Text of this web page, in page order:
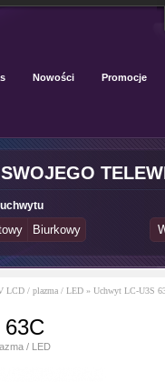
Nowości Promocje
LCD / plazma / LED » Uchwyt LC-U3S
/ LED